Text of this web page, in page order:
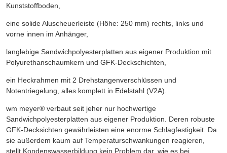
Kunststoffboden,
eine solide Aluscheuerleiste (Höhe: 250 mm) rechts, links und
vorne innen im Anhänger,
langlebige Sandwichpolyesterplatten aus eigener Produktion mit
Polyurethanschaumkern und GFK-Deckschichten,
ein Heckrahmen mit 2 Drehstangenverschlüssen und
Notentriegelung, alles komplett in Edelstahl (V2A).
wm meyer® verbaut seit jeher nur hochwertige
Sandwichpolyesterplatten aus eigener Produktion. Deren robuste
GFK-Decksichten gewährleisten eine enorme Schlagfestigkeit. Da
sie außerdem kaum auf Temperaturschwankungen reagieren,
stellt Kondenswasserbildung kein Problem dar, wie es bei